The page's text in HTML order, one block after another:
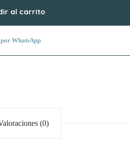
al carrito
WhatsApp
(0)